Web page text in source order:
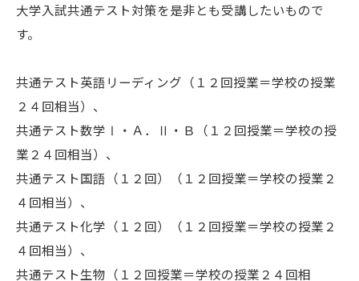
大学入試共通テスト対策を是非とも受講したいもので
す。
共通テスト英語リーディング（１２回授業＝学校の授業
２４回相当）、
共通テスト数学Ⅰ・Ａ．Ⅱ・Ｂ（１２回授業＝学校の授
業２４回相当）、
共通テスト国語（１２回）（１２回授業＝学校の授業２
４回相当）、
共通テスト化学（１２回）（１２回授業＝学校の授業２
４回相当）、
共通テスト生物（１２回授業＝学校の授業２４回相